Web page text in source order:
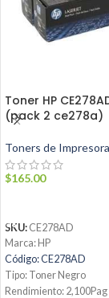
Toner HP
(pack 2 ce278a)
Toners de Impresora
$165.00
SKU: CE278AD
Marca: HP
Código: CE278AD
Tipo: Toner Negro
Rendimiento: 2,100Pag